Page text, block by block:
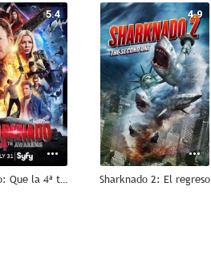
5.4
Sharknado: Que la 4ª te acompañe
4.9
Sharknado 2: El regreso